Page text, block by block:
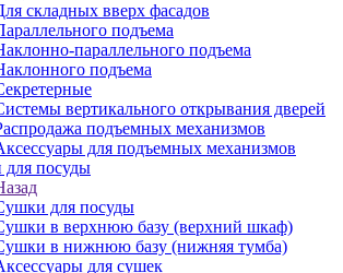
складных вверх фасадов
подъема
параллельного подъема
подъема
вертикального открывания дверей
подъемных механизмов
для подъемных механизмов
посуды
для посуды
в верхнюю базу (верхний шкаф)
в нижнюю базу (нижняя тумба)
для сушек